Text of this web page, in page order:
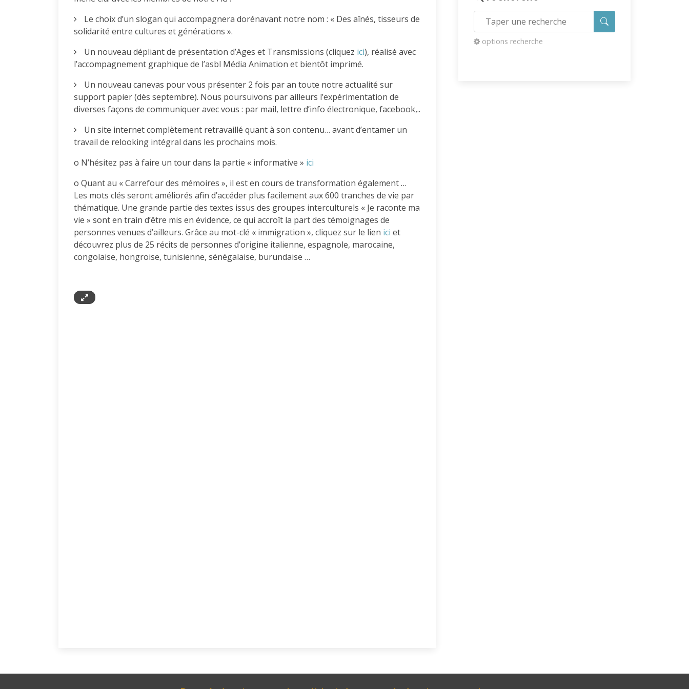
Le choix d’un slogan qui accompagnera dorénavant notre nom : « Des aînés, tisseurs de
solidarité entre cultures et générations ».
Un nouveau dépliant de présentation d’Ages et Transmissions (cliquez ici), réalisé avec
l’accompagnement graphique de l’asbl Média Animation et bientôt imprimé.
Un nouveau canevas pour vous présenter 2 fois par an toute notre actualité sur
support papier (dès septembre). Nous poursuivons par ailleurs l’expérimentation de
diverses façons de communiquer avec vous : par mail, lettre d’info électronique, facebook,..
Un site internet complètement retravaillé quant à son contenu… avant d’entamer un
travail de relooking intégral dans les prochains mois.
o N’hésitez pas à faire un tour dans la partie « informative » ici
o Quant au « Carrefour des mémoires », il est en cours de transformation également …
Les mots clés seront améliorés afin d’accéder plus facilement aux 600 tranches de vie par
thématique. Une grande partie des textes issus des groupes interculturels « Je raconte ma
vie » sont en train d’être mis en évidence, ce qui accroît la part des témoignages de
personnes venues d’ailleurs. Grâce au mot-clé « immigration », cliquez sur le lien ici et
découvrez plus de 25 récits de personnes d’origine italienne, espagnole, marocaine,
congolaise, hongroise, tunisienne, sénégalaise, burundaise …
options recherche